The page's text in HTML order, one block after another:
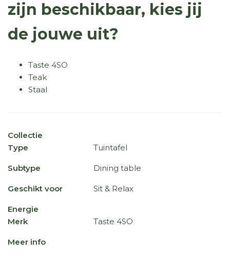
zijn beschikbaar, kies jij
de jouwe uit?
Taste 4SO
Teak
Staal
Collectie
Type
Tuintafel
Subtype Dining table
Geschikt voor Sit & Relax
Energie
Merk
Taste 4SO
Meer info